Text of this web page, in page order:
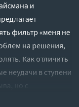
и
фильтр «меня не
на решения,
Как отличить
неудачи в ступени
но с